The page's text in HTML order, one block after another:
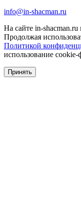
info@in-shacman.ru
На сайте in-
Продолжая
Политикой
использование cookie-
Принять